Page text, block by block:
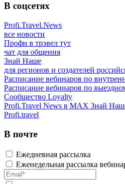
В соцсетях
Profi.Travel.News
все новости
Профи в трэвел тут
чат для общения
Знай Наше
для регионов и создателей
Расписание вебинаров по
Расписание вебинаров по
Сообщество Loyalty
Profi.Travel News в MAX Знай
Profi.travel
В почте
Ежедневная рассылка
Еженедельная рассылка